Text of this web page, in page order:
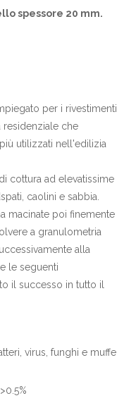
spessore 20 mm.
per i rivestimenti
residenziale che
utilizzati nell'edilizia
cottura ad elevatissime
caolini e sabbia.
macinate poi finemente
a granulometria
alla
le seguenti
il successo in tutto il
virus, funghi e muffe